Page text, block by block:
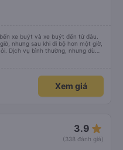
xe buýt và xe buýt đến từ đâu.
nhưng sau khi đi bộ hơn một giờ,
Dịch vụ bình thường, nhưng dù
rất thoải mái. Sẽ tuyệt hơn nếu
Xem giá
3.9 star_rate
(338 đánh giá)